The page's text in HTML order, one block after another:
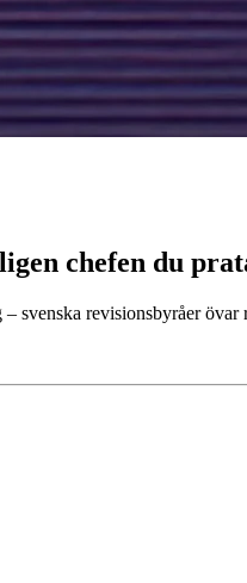
chefen du
svenska revisionsbyråer